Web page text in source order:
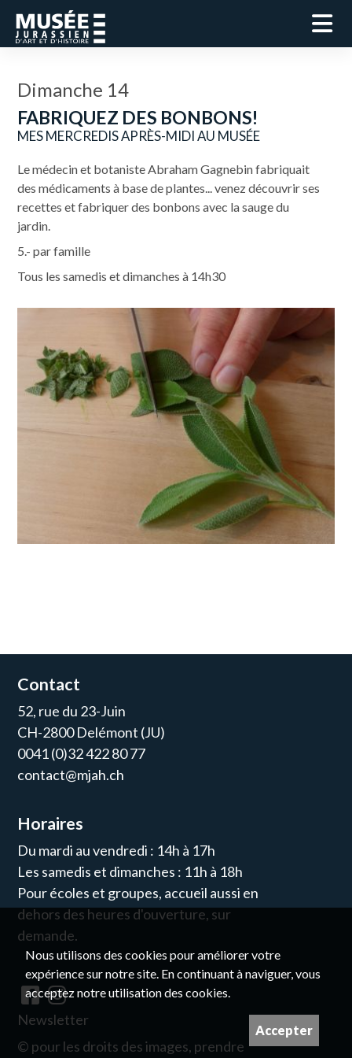
Dimanche 14
FABRIQUEZ DES BONBONS!
MES MERCREDIS APRÈS-MIDI AU MUSÉE
Le médecin et botaniste Abraham Gagnebin fabriquait
des médicaments à base de plantes... venez découvrir ses
recettes et fabriquer des bonbons avec la sauge du
jardin.
5.- par famille
Tous les samedis et dimanches à 14h30
Contact
52, rue du 23-Juin
CH-2800 Delémont (JU)
0041 (0)32 422 80 77
contact@mjah.ch
Horaires
Du mardi au vendredi : 14h à 17h
Les samedis et dimanches : 11h à 18h
Pour écoles et groupes, accueil aussi en
dehors des heures d'ouverture, sur
demande.
Newsletter
© pour les droits des images, prendre
Nous utilisons des cookies pour améliorer votre
expérience sur notre site. En continuant à naviguer, vous
acceptez notre utilisation des cookies.
Accepter